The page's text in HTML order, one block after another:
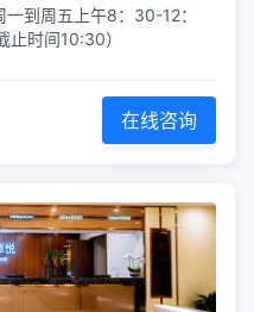
到周五上午8：30-12：
时间10:30）
在线咨询